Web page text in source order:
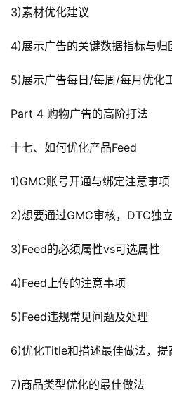
3)素材优化建议
4)展示广告的关键数据指标与归
5)展示广告每日/每周/每月优化
Part 4 购物广告的高阶打法
十七、如何优化产品Feed
1)GMC账号开通与绑定注意事项
2)想要通过GMC审核，DTC独
3)Feed的必须属性vs可选属性
4)Feed上传的注意事项
5)Feed违规常见问题及处理
6)优化Title和描述最佳做法，
7)商品类型优化的最佳做法